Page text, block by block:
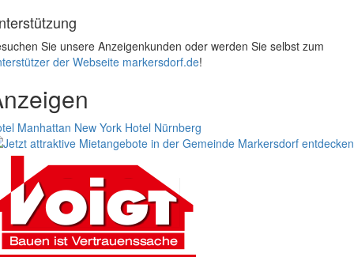
Sie unsere Anzeigenkunden oder werden Sie selbst zum
der Webseite markersdorf.de!
Manhattan New York Hotel Nürnberg